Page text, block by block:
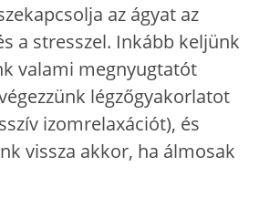
az ágyat az
a stresszel. Inkább keljünk
valami megnyugtatót
légzőgyakorlatot
izomrelaxációt), és
vissza akkor, ha álmosak